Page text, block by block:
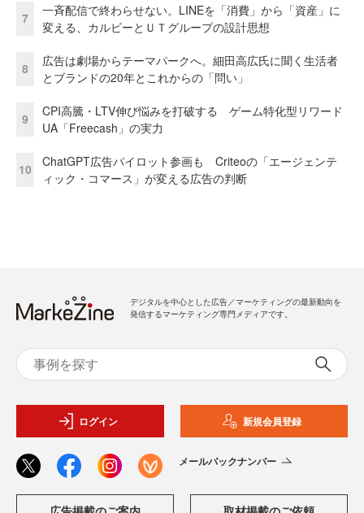
7
一斉配信で終わらせない。LINEを「消費」から「資産」に
変える、カルビーとＵＴグループの設計思想
8
広告は劇場からテーマパークへ。細田高広氏に聞く生活者
とブランドの20年とこれからの「問い」
9
CPI高騰・LTV伸び悩みを打破する ゲーム特化型リワード
UA「Freecash」の実力
10
ChatGPT広告パイロット参画も Criteoの「エージェンテ
ィック・コマース」が変える広告の判断
デジタルを中心とした広告／マーケティングの最新動向を
発信するマーケティング専門メディアです。
ログイン 新規会員登録
メールバックナンバー